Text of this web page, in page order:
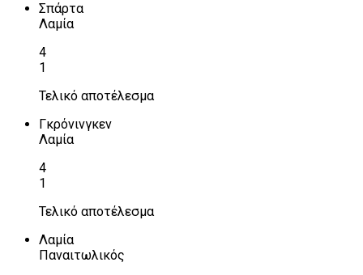
Σπάρτα
Λαμία
4
1
Τελικό αποτέλεσμα
Γκρόνινγκεν
Λαμία
4
1
Τελικό αποτέλεσμα
Λαμία
Παναιτωλικός